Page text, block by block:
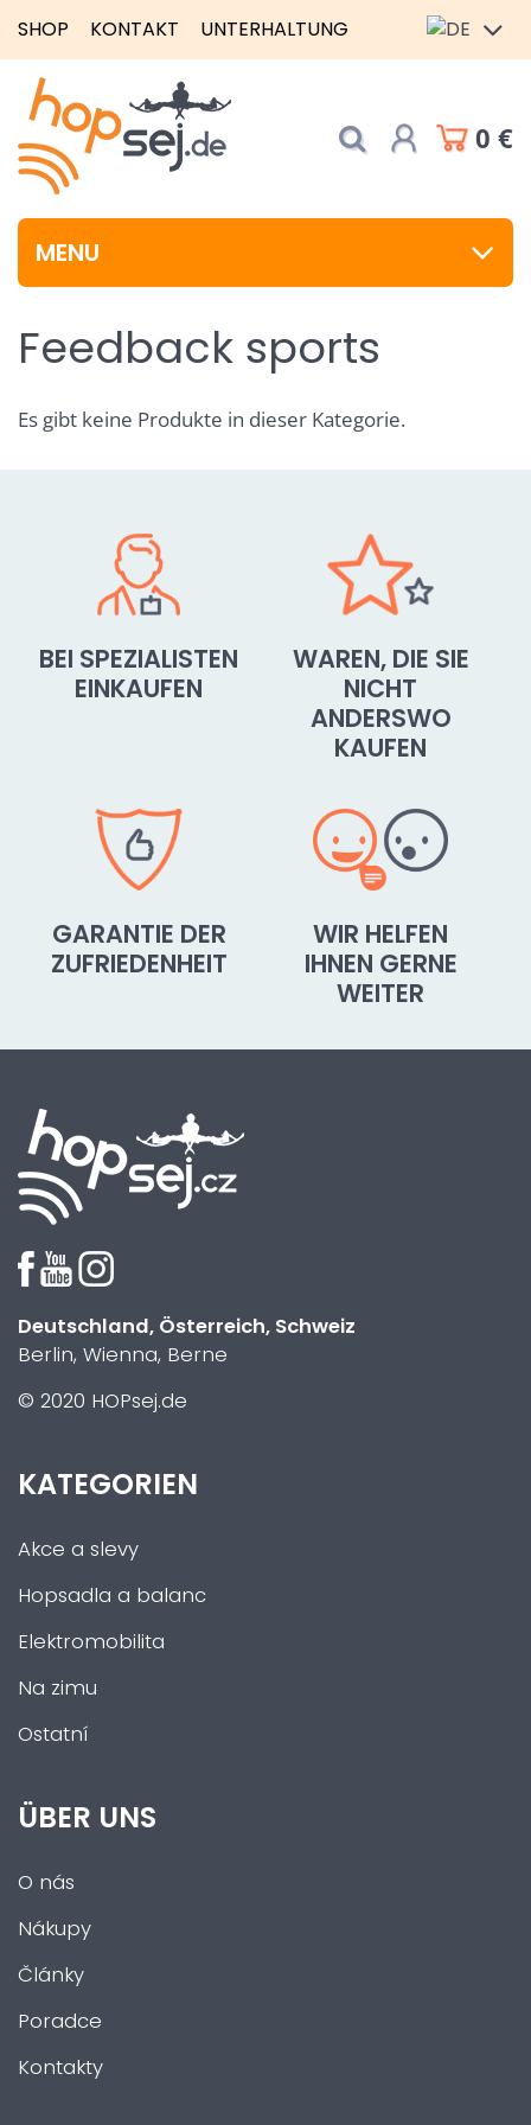
SHOP KONTAKT UNTERHALTUNG
0 €
MENU
Feedback sports
Es gibt keine Produkte in dieser Kategorie.
BEI SPEZIALISTEN
EINKAUFEN
WAREN, DIE SIE
NICHT
ANDERSWO
KAUFEN
GARANTIE DER
ZUFRIEDENHEIT
WIR HELFEN
IHNEN GERNE
WEITER
Deutschland, Österreich, Schweiz
Berlin, Wienna, Berne
© 2020 HOPsej.de
KATEGORIEN
Akce a slevy
Hopsadla a balanc
Elektromobilita
Na zimu
Ostatní
ÜBER UNS
O nás
Nákupy
Články
Poradce
Kontakty